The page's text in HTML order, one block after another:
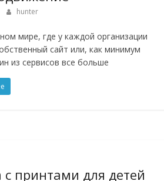
hunter
мире, где у каждой организации
сайт или, как минимум
из сервисов все больше
принтами для детей